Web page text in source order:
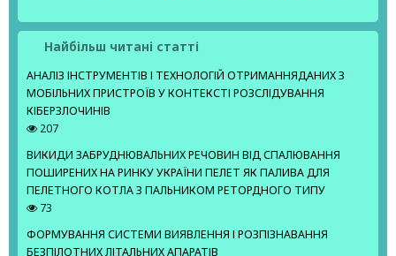
Найбільш читані статті
АНАЛІЗ ІНСТРУМЕНТІВ І ТЕХНОЛОГІЙ ОТРИМАННЯДАНИХ З
МОБІЛЬНИХ ПРИСТРОЇВ У КОНТЕКСТІ РОЗСЛІДУВАННЯ
КІБЕРЗЛОЧИНІВ
207
ВИКИДИ ЗАБРУДНЮВАЛЬНИХ РЕЧОВИН ВІД СПАЛЮВАННЯ
ПОШИРЕНИХ НА РИНКУ УКРАЇНИ ПЕЛЕТ ЯК ПАЛИВА ДЛЯ
ПЕЛЕТНОГО КОТЛА З ПАЛЬНИКОМ РЕТОРДНОГО ТИПУ
73
ФОРМУВАННЯ СИСТЕМИ ВИЯВЛЕННЯ І РОЗПІЗНАВАННЯ
БЕЗПІЛОТНИХ ЛІТАЛЬНИХ АПАРАТІВ